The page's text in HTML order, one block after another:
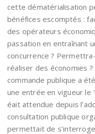
cette dématérialisation
bénéfices escomptés :
des opérateurs
passation en entraînant
concurrence ?
réaliser des économies
commande publique a
une entrée en vigueur le 1
éait attendue depuis
consultation publique
permettait de